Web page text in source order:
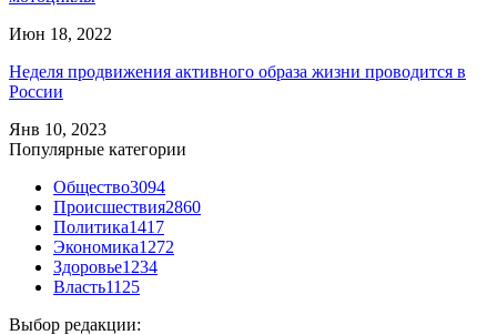
Июн 18, 2022
Неделя продвижения активного образа жизни проводится в
России
Янв 10, 2023
Популярные категории
Общество3094
Происшествия2860
Политика1417
Экономика1272
Здоровье1234
Власть1125
Выбор редакции: